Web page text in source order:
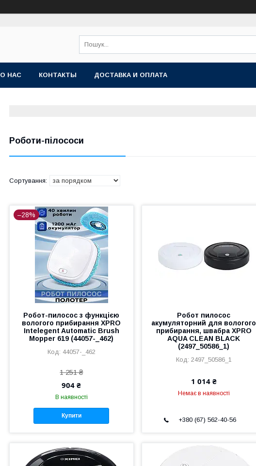
О НАС КОНТАКТЫ ДОСТАВКА И ОПЛАТА
Роботи-пілососи
–28%
Робот-пилосос з функцією
вологого прибирання XPRO
Intelegent Automatic Brush
Mopper 619 (44057-_462)
44057-_462
1 251 ₴
904 ₴
В наявності
Купити
Робот пилосос
акумуляторний для вологого
прибирання, швабра XPRO
AQUA CLEAN BLACK
(2497_50586_1)
2497_50586_1
1 014 ₴
Немає в наявності
+380 (67) 562-40-56